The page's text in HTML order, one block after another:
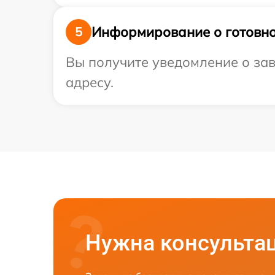
5
Информирование о
Вы получите уведомление о
адресу.
Нужна